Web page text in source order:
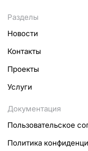
Разделы
Новости
Контакты
Проекты
Услуги
Документация
Пользовательское
Политика